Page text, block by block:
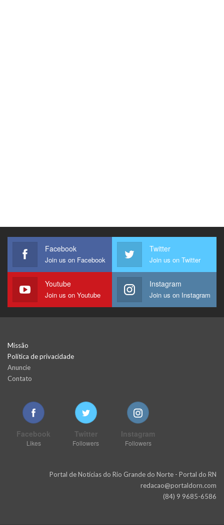
Facebook
Join us on Facebook
Twitter
Join us on Twitter
Youtube
Join us on Youtube
Instagram
Join us on Instagram
Missão
Política de privacidade
Anuncie
Contato
Facebook
Likes
Twitter
Followers
Instagram
Followers
Portal de Notícias do Rio Grande do Norte - Portal do RN
redacao@portaldorn.com
(84) 9 9685-6586